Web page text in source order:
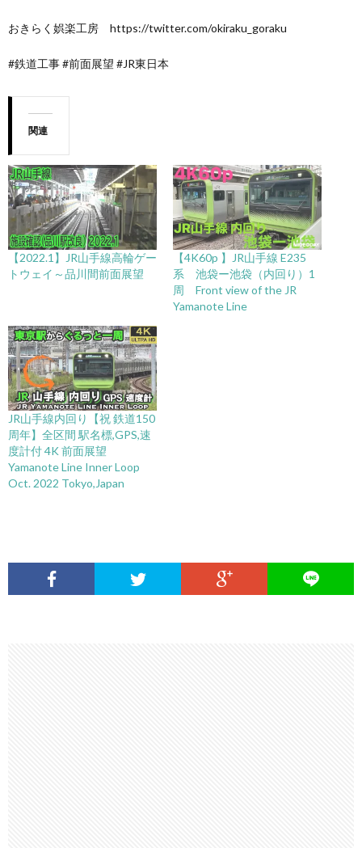
おきらく娯楽工房 https://twitter.com/okiraku_goraku
#鉄道工事 #前面展望 #JR東日本
関連
【2022.1】JR山手線高輪ゲー
トウェイ～品川間前面展望
【4K60p 】JR山手線 E235
系 池袋ー池袋（内回り）1
周 Front view of the JR
Yamanote Line
JR山手線内回り【祝 鉄道150
周年】全区間 駅名標,GPS,速
度計付 4K 前面展望
Yamanote Line Inner Loop
Oct. 2022 Tokyo,Japan